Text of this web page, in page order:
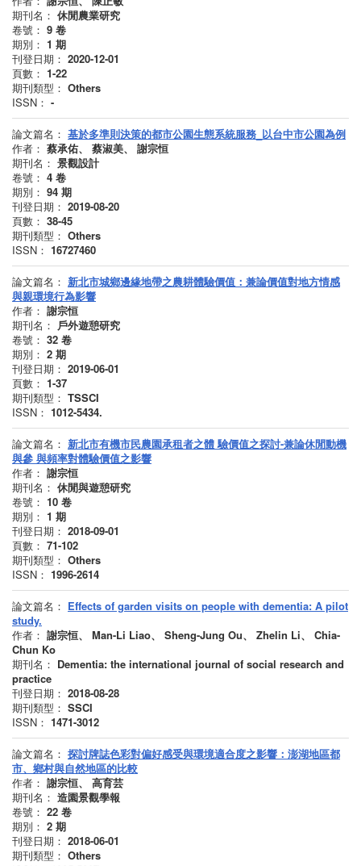
期刊名： 休閒農業研究
卷號： 9 卷
期別： 1 期
刊登日期： 2020-12-01
頁數： 1-22
期刊類型： Others
ISSN： -
論文篇名： 基於多準則決策的都市公園生態系統服務_以台中市公園為例
作者： 蔡承佑、 蔡淑美、 謝宗恒
期刊名： 景觀設計
卷號： 4 卷
期別： 94 期
刊登日期： 2019-08-20
頁數： 38-45
期刊類型： Others
ISSN： 16727460
論文篇名： 新北市城鄉邊緣地帶之農耕體驗價值：兼論價值對地方情感
與親環境行為影響
作者： 謝宗恒
期刊名： 戶外遊憩研究
卷號： 32 卷
期別： 2 期
刊登日期： 2019-06-01
頁數： 1-37
期刊類型： TSSCI
ISSN： 1012-5434.
論文篇名： 新北市有機市民農園承租者之體 驗價值之探討-兼論休閒動機
與參 與頻率對體驗價值之影響
作者： 謝宗恒
期刊名： 休閒與遊憩研究
卷號： 10 卷
期別： 1 期
刊登日期： 2018-09-01
頁數： 71-102
期刊類型： Others
ISSN： 1996-2614
論文篇名： Effects of garden visits on people with dementia: A pilot
study.
作者： 謝宗恒、 Man-Li Liao、 Sheng-Jung Ou、 Zhelin Li、 Chia-
Chun Ko
期刊名： Dementia: the international journal of social research and
practice
刊登日期： 2018-08-28
期刊類型： SSCI
ISSN： 1471-3012
論文篇名： 探討牌誌色彩對偏好感受與環境適合度之影響：澎湖地區都
市、鄉村與自然地區的比較
作者： 謝宗恒、 高育芸
期刊名： 造園景觀學報
卷號： 22 卷
期別： 2 期
刊登日期： 2018-06-01
期刊類型： Others